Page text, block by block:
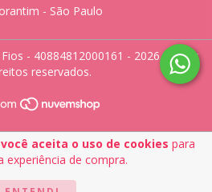
você aceita o uso de cookies para
experiência de compra.
- São Paulo
- 40884812000161 - 2026. Todos
reservados.